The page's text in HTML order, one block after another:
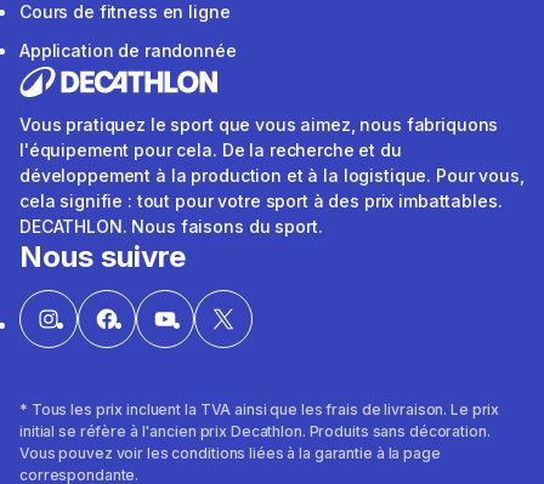
Cours de fitness en ligne
Application de randonnée
Vous pratiquez le sport que vous aimez, nous fabriquons
l'équipement pour cela. De la recherche et du
développement à la production et à la logistique. Pour vous,
cela signifie : tout pour votre sport à des prix imbattables.
DECATHLON. Nous faisons du sport.
Nous suivre
* Tous les prix incluent la TVA ainsi que les frais de livraison. Le prix
initial se réfère à l'ancien prix Decathlon. Produits sans décoration.
Vous pouvez voir les conditions liées à la garantie à la page
correspondante.